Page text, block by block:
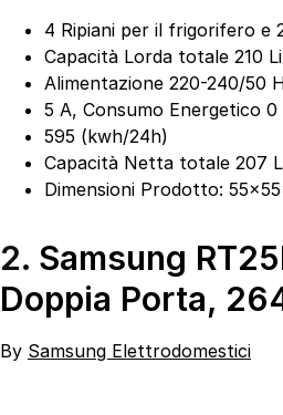
4 Ripiani per il frigorifero e
Capacità Lorda totale 210
Alimentazione 220-240/50
5 A, Consumo Energetico 0
595 (kwh/24h)
Capacità Netta totale 207
Dimensioni Prodotto:
2. Samsung
Doppia Porta,
By Samsung Elettrodomestici